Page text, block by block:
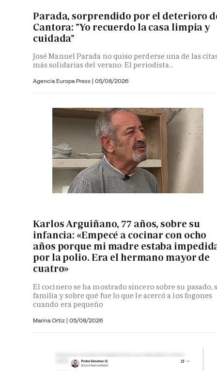
Parada, sorprendido por el deterioro
Cantora: "Yo recuerdo la casa limpia y
cuidada"
José Manuel Parada no quiso perderse una de las
más solidarias del verano. El periodista...
Agencia Europa Press | 05/08/2026
Karlos Arguiñano, 77 años, sobre su
infancia: «Empecé a cocinar con ocho
años porque mi madre estaba
por la polio. Era el hermano mayor de
cuatro»
El cocinero se ha mostrado sincero sobre su pasado,
familia y sobre qué fue lo que le acercó a los fogones
cuando era pequeño
Marina Ortiz | 05/08/2026